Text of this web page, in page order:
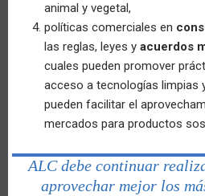
animal y vegetal,
políticas comerciales en
las reglas, leyes y acuerdos
cuales pueden promover
acceso a tecnologías limpias
pueden facilitar el
mercados para productos
ALC debe continuar
aprovechar mejor los